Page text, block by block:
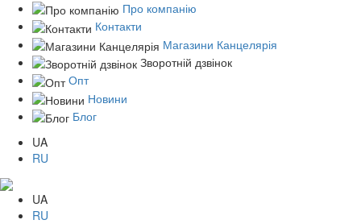
Про компанію
Контакти
Магазини Канцелярія
Зворотній дзвінок
Опт
Новини
Блог
UA
RU
UA
RU